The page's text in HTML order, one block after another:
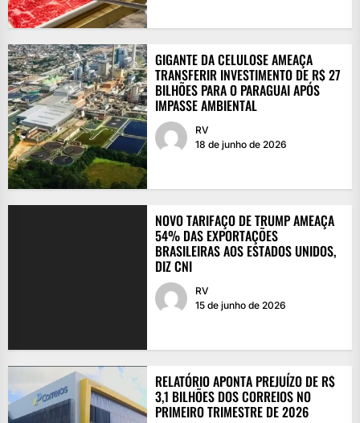
GIGANTE DA CELULOSE AMEAÇA
TRANSFERIR INVESTIMENTO DE R$ 27
BILHÕES PARA O PARAGUAI APÓS
IMPASSE AMBIENTAL
RV
18 de junho de 2026
NOVO TARIFAÇO DE TRUMP AMEAÇA
54% DAS EXPORTAÇÕES
BRASILEIRAS AOS ESTADOS UNIDOS,
DIZ CNI
RV
15 de junho de 2026
RELATÓRIO APONTA PREJUÍZO DE R$
3,1 BILHÕES DOS CORREIOS NO
PRIMEIRO TRIMESTRE DE 2026